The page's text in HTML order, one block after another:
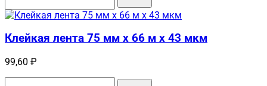
Клейкая лента 75 мм x 66 м x 43 мкм
99,60 ₽